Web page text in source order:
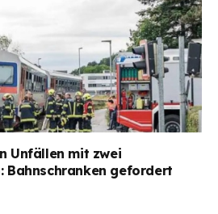
Unfällen mit zwei
Bahnschranken gefordert